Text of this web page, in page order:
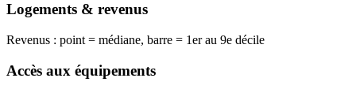
Logements & revenus
Revenus : point = médiane, barre = 1er au 9e décile
Accès aux équipements